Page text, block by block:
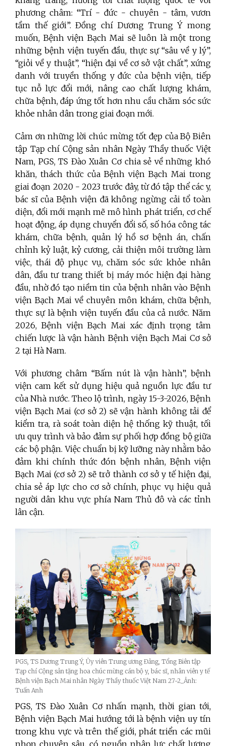
phương châm: “Trí - đức - chuyên - tâm, vươn
tầm thế giới”. Đồng chí Dương Trung Ý mong
muốn, Bệnh viện Bạch Mai sẽ luôn là một trong
những bệnh viện tuyến đầu, thực sự “sâu về y lý”,
“giỏi về y thuật”, “hiện đại về cơ sở vật chất”, xứng
danh với truyền thống y đức của bệnh viện, tiếp
tục nỗ lực đổi mới, nâng cao chất lượng khám,
chữa bệnh, đáp ứng tốt hơn nhu cầu chăm sóc sức
khỏe nhân dân trong giai đoạn mới.
Cảm ơn những lời chúc mừng tốt đẹp của Bộ Biên
tập Tạp chí Cộng sản nhân Ngày Thầy thuốc Việt
Nam, PGS, TS Đào Xuân Cơ chia sẻ về những khó
khăn, thách thức của Bệnh viện Bạch Mai trong
giai đoạn 2020 - 2023 trước đây, từ đó tập thể các y,
bác sĩ của Bệnh viện đã không ngừng cải tổ toàn
diện, đổi mới mạnh mẽ mô hình phát triển, cơ chế
hoạt động, áp dụng chuyển đổi số, số hóa công tác
khám, chữa bệnh, quản lý hồ sơ bệnh án, chấn
chỉnh kỷ luật, kỷ cương, cải thiện môi trường làm
việc, thái độ phục vụ, chăm sóc sức khỏe nhân
dân, đầu tư trang thiết bị máy móc hiện đại hàng
đầu, nhờ đó tạo niềm tin của bệnh nhân vào Bệnh
viện Bạch Mai về chuyên môn khám, chữa bệnh,
thực sự là bệnh viện tuyến đầu của cả nước. Năm
2026, Bệnh viện Bạch Mai xác định trọng tâm
chiến lược là vận hành Bệnh viện Bạch Mai Cơ sở
2 tại Hà Nam.
Với phương châm “Bấm nút là vận hành”, bệnh
viện cam kết sử dụng hiệu quả nguồn lực đầu tư
của Nhà nước. Theo lộ trình, ngày 15-3-2026, Bệnh
viện Bạch Mai (cơ sở 2) sẽ vận hành không tải để
kiểm tra, rà soát toàn diện hệ thống kỹ thuật, tối
ưu quy trình và bảo đảm sự phối hợp đồng bộ giữa
các bộ phận. Việc chuẩn bị kỹ lưỡng này nhằm bảo
đảm khi chính thức đón bệnh nhân, Bệnh viện
Bạch Mai (cơ sở 2) sẽ trở thành cơ sở y tế hiện đại,
chia sẻ áp lực cho cơ sở chính, phục vụ hiệu quả
người dân khu vực phía Nam Thủ đô và các tỉnh
lân cận.
PGS, TS Dương Trung Ý, Ủy viên Trung ương Đảng, Tổng Biên tập
Tạp chí Cộng sản tặng hoa chúc mừng cán bộ y, bác sĩ, nhân viên y tế
Bệnh viện Bạch Mai nhân Ngày Thầy thuốc Việt Nam 27-2_Ảnh:
Tuấn Anh
PGS, TS Đào Xuân Cơ nhấn mạnh, thời gian tới,
Bệnh viện Bạch Mai hướng tới là bệnh viện uy tín
trong khu vực và trên thế giới, phát triển các mũi